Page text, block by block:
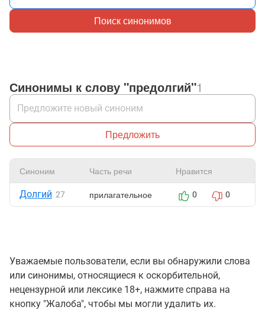
Поиск синонимов
Синонимы к слову "предолгий"1
Предложить
Синоним Часть речи Нравится
Долгий 27 прилагательное 0 0
Уважаемые пользователи, если вы обнаружили слова
или синонимы, относящиеся к оскорбительной,
нецензурной или лексике 18+, нажмите справа на
кнопку "Жалоба", чтобы мы могли удалить их.